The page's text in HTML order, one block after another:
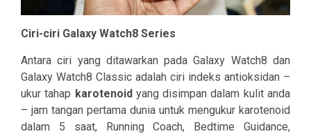
Ciri-ciri Galaxy Watch8 Series
Antara ciri yang ditawarkan pada Galaxy Watch8 dan
Galaxy Watch8 Classic adalah ciri indeks antioksidan –
ukur tahap karotenoid yang disimpan dalam kulit anda
– jam tangan pertama dunia untuk mengukur karotenoid
dalam 5 saat,
Running Coach, Bedtime Guidance,